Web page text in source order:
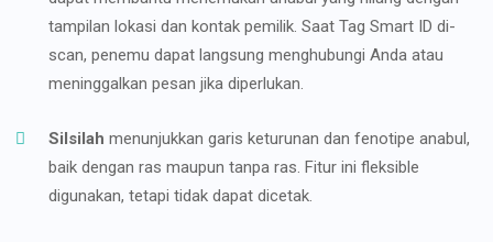
tampilan lokasi dan kontak pemilik. Saat Tag Smart ID di-
scan, penemu dapat langsung menghubungi Anda atau
meninggalkan pesan jika diperlukan.
Silsilah menunjukkan garis keturunan dan fenotipe anabul,
baik dengan ras maupun tanpa ras. Fitur ini fleksible
digunakan, tetapi tidak dapat dicetak.